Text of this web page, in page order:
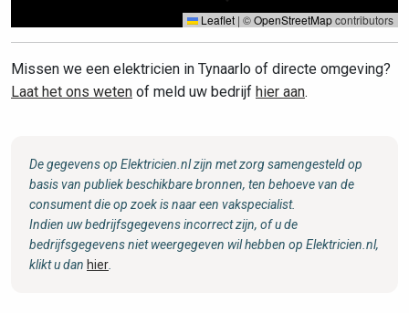
Leaflet | ©OpenStreetMapcontributors
Missen we een elektricien in Tynaarlo of directe omgeving?
Laat het ons weten of meld uw bedrijf hier aan.
De gegevens op Elektricien.nl zijn met zorg samengesteld op
basis van publiek beschikbare bronnen, ten behoeve van de
consument die op zoek is naar een vakspecialist.
Indien uw bedrijfsgegevens incorrect zijn, of u de
bedrijfsgegevens niet weergegeven wil hebben op Elektricien.nl,
klikt u dan hier